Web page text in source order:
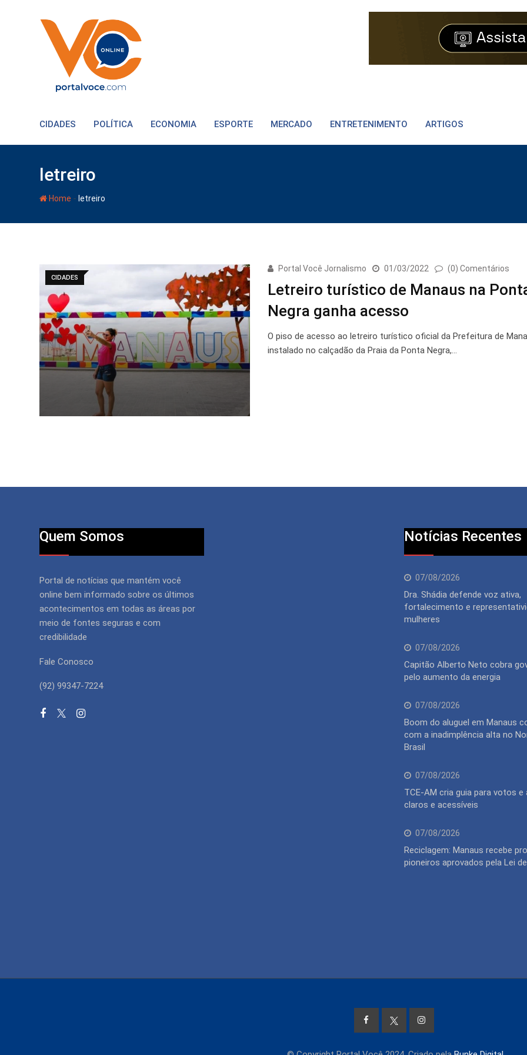
CIDADES POLÍTICA ECONOMIA ESPORTE MERCADO ENTRETENIMENTO ARTIGOS
letreiro
Home - letreiro
CIDADES
Portal Você Jornalismo 01/03/2022 (0) Comentários
Letreiro turístico de Manaus na
Negra ganha acesso
O piso de acesso ao letreiro turístico oficial da Prefeitura de
instalado no calçadão da Praia da Ponta Negra,…
Quem Somos
Portal de notícias que mantém você
online bem informado sobre os últimos
acontecimentos em todas as áreas por
meio de fontes seguras e com
credibilidade
Fale Conosco
(92) 99347-7224
Notícias Recentes
07/08/2026
Dra. Shádia defende voz ativa,
fortalecimento e
mulheres
07/08/2026
Capitão Alberto Neto cobra
pelo aumento da energia
07/08/2026
Boom do aluguel em Manaus
com a inadimplência alta no
Brasil
07/08/2026
TCE-AM cria guia para votos e
claros e acessíveis
07/08/2026
Reciclagem: Manaus recebe
pioneiros aprovados pela Lei